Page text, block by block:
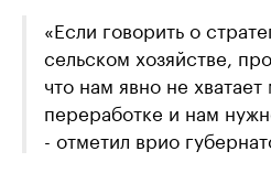
«Если говорить о
сельском хозяйстве,
что нам явно не
переработке и нам
- отметил врио